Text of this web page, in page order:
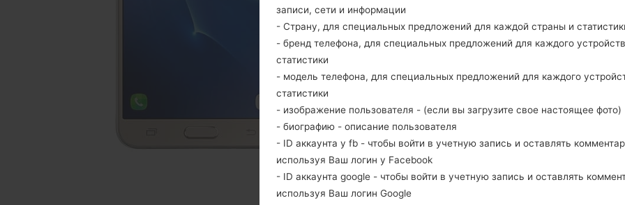
инструкция, как прошить стоковую прошивку
НАЗВАНИЕ ФАЙЛА
SM-J710MN_1_20200115100729_
СИСТЕМА
Android Oreo 8.1.0
PDA/AP ВЕРСИЯ
РЕГИОН
записи, сети и информации
- Страну, для специальных предложений для каждой страны и
- бренд телефона, для специальных предложений для каждого
статистики
- модель телефона, для специальных предложений для каждого
статистики
- изображение пользователя - (если вы загрузите свое настоящее фото)
- биографию - описание пользователя
- ID аккаунта у fb - чтобы войти в учетную запись и оставлять
используя Ваш логин у Facebook
- ID аккаунта google - чтобы войти в учетную запись и оставлять
используя Ваш логин Google